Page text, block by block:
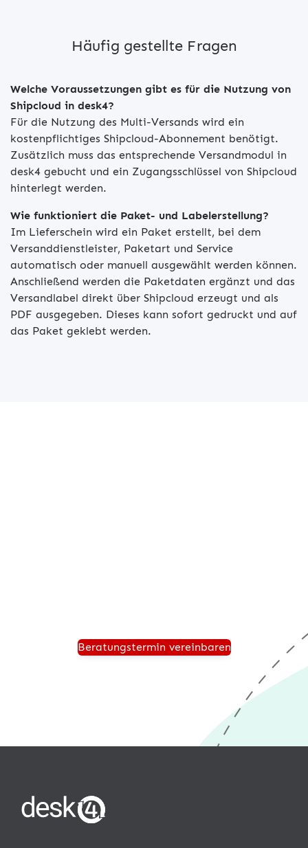
Häufig gestellte Fragen
Welche Voraussetzungen gibt es für die Nutzung von
Shipcloud in desk4?
Für die Nutzung des Multi-Versands wird ein
kostenpflichtiges Shipcloud-Abonnement benötigt.
Zusätzlich muss das entsprechende Versandmodul in
desk4 gebucht und ein Zugangsschlüssel von Shipcloud
hinterlegt werden.
Wie funktioniert die Paket- und Labelerstellung?
Im Lieferschein wird ein Paket erstellt, bei dem
Versanddienstleister, Paketart und Service
automatisch oder manuell ausgewählt werden können.
Anschließend werden die Paketdaten ergänzt und das
Versandlabel direkt über Shipcloud erzeugt und als
PDF ausgegeben. Dieses kann sofort gedruckt und auf
das Paket geklebt werden.
Beratungstermin vereinbaren